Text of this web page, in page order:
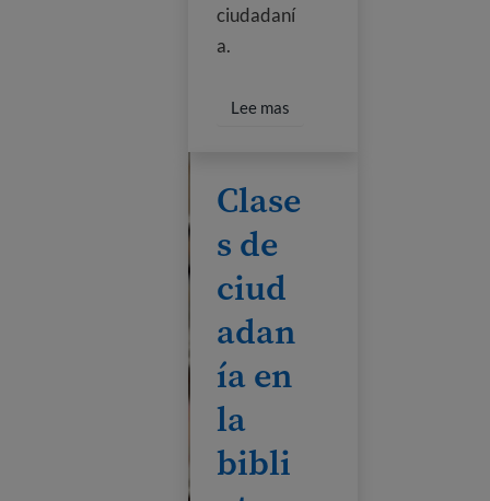
ciudadaní
a.
Lee mas
Clase
s de
ciud
adan
ía en
la
bibli